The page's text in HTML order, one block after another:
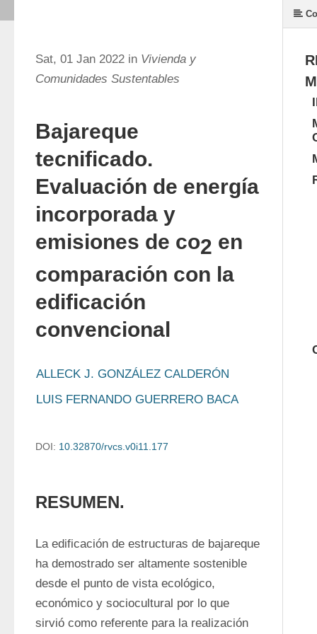
Sat, 01 Jan 2022 in Vivienda y
Comunidades Sustentables
Bajareque
tecnificado.
Evaluación de energía
incorporada y
emisiones de co2 en
comparación con la
edificación
convencional
ALLECK J. GONZÁLEZ CALDERÓN
LUIS FERNANDO GUERRERO BACA
DOI: 10.32870/rvcs.v0i11.177
RESUMEN.
La edificación de estructuras de bajareque
ha demostrado ser altamente sostenible
desde el punto de vista ecológico,
económico y sociocultural por lo que
sirvió como referente para la realización